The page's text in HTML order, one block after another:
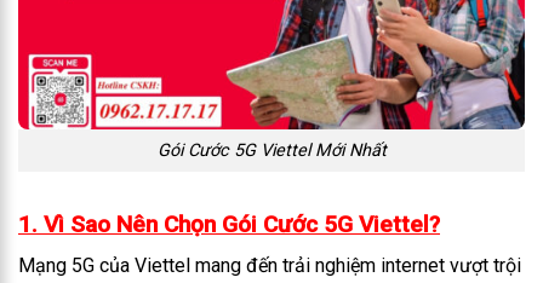
Gói Cước 5G Viettel Mới Nhất
1. Vì Sao Nên Chọn Gói Cước 5G Viettel?
Mạng 5G của Viettel mang đến trải nghiệm internet vượt trội